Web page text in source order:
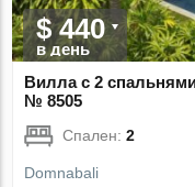
$ 440
в день
Вилла с 2
№ 8505
Спален:2
Domnabali